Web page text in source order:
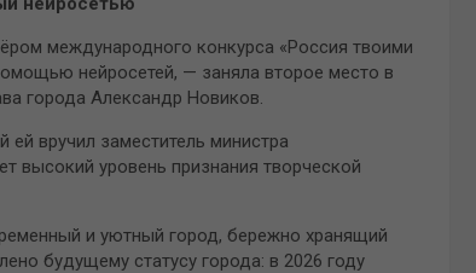
международного конкурса «Россия твоими
нейросетей, — заняла второе место в
города Александр Новиков.
вручил заместитель министра
высокий уровень признания творческой
и уютный город, бережно хранящий
будущему статусу города: в 2026 году